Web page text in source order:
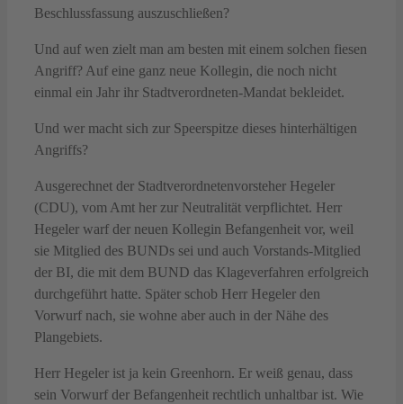
Beschlussfassung auszuschließen?
Und auf wen zielt man am besten mit einem solchen fiesen
Angriff? Auf eine ganz neue Kollegin, die noch nicht
einmal ein Jahr ihr Stadtverordneten-Mandat bekleidet.
Und wer macht sich zur Speerspitze dieses hinterhältigen
Angriffs?
Ausgerechnet der Stadtverordnetenvorsteher Hegeler
(CDU), vom Amt her zur Neutralität verpflichtet. Herr
Hegeler warf der neuen Kollegin Befangenheit vor, weil
sie Mitglied des BUNDs sei und auch Vorstands-Mitglied
der BI, die mit dem BUND das Klageverfahren erfolgreich
durchgeführt hatte. Später schob Herr Hegeler den
Vorwurf nach, sie wohne aber auch in der Nähe des
Plangebiets.
Herr Hegeler ist ja kein Greenhorn. Er weiß genau, dass
sein Vorwurf der Befangenheit rechtlich unhaltbar ist. Wie